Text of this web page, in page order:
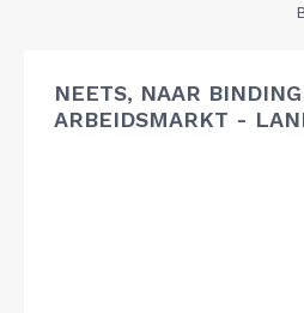
NEETS, NAAR
ARBEIDSMARKT -